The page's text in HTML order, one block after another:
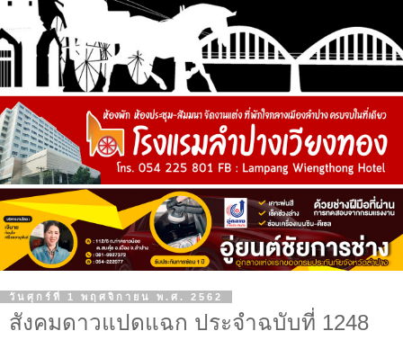
วันศุกร์ที่ 1 พฤศจิกายน พ.ศ. 2562
สังคมดาวแปดแฉก ประจำฉบับที่ 1248